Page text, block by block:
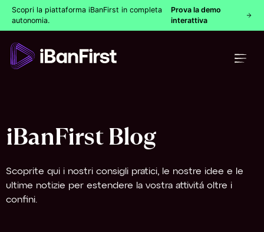
Scopri la piattaforma iBanFirst in completa
autonomia.
Prova la demo
interattiva
iBanFirst Blog
Scoprite qui i nostri consigli pratici, le nostre idee e le
ultime notizie per estendere la vostra attivitá oltre i
confini.